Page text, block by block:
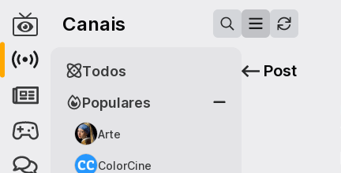
Canais
Populares
Arte
ColorCine
Todos Post